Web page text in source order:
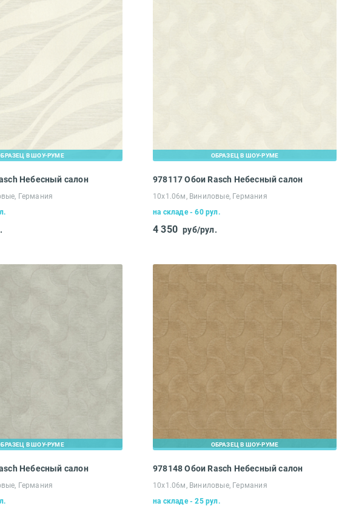
В ШОУ-РУМЕ
Небесный салон
Германия
ОБРАЗЕЦ В ШОУ-РУМЕ
978117 Обои Rasch Небесный салон
10х1.06м, Виниловые, Германия
на складе - 60 рул.
4 350 руб/рул.
В ШОУ-РУМЕ
Небесный салон
Германия
ОБРАЗЕЦ В ШОУ-РУМЕ
978148 Обои Rasch Небесный салон
10х1.06м, Виниловые, Германия
на складе - 25 рул.